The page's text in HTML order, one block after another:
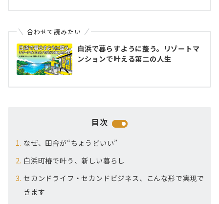
合わせて読みたい
白浜で暮らすように整う。リゾートマ
ンションで叶える第二の人生
目次
なぜ、田舎が“ちょうどいい”
白浜町椿で叶う、新しい暮らし
セカンドライフ・セカンドビジネス、こんな形で実現で
きます